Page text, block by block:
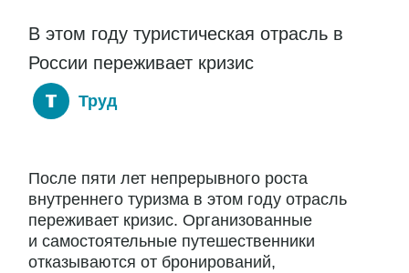
В этом году туристическая отрасль в
России переживает кризис
Труд
После пяти лет непрерывного роста
внутреннего туризма в этом году отрасль
переживает кризис. Организованные
и самостоятельные путешественники
отказываются от бронирований,